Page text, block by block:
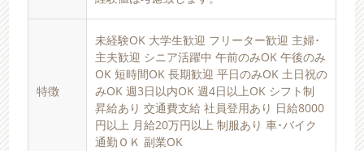
特徴
未経験OK 大学生歓迎 フリーター歓迎 主婦･
主夫歓迎 シニア活躍中 午前のみOK 午後のみ
OK 短時間OK 長期歓迎 平日のみOK 土日祝の
みOK 週3日以内OK 週4日以上OK シフト制
昇給あり 交通費支給 社員登用あり 日給8000
円以上 月給20万円以上 制服あり 車･バイク
通勤ＯＫ 副業OK